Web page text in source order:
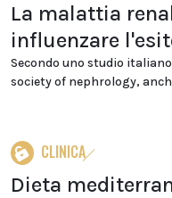
La malattia
influenzare
Secondo uno studio
society of nephrology,
CLINICA
Dieta